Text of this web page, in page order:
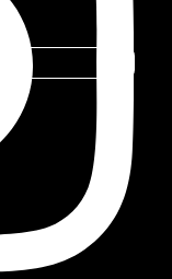
KEYLESS